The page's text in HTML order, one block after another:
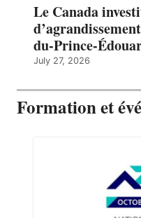
Le Canada
du-Prince-
July 27, 2026
Formation et